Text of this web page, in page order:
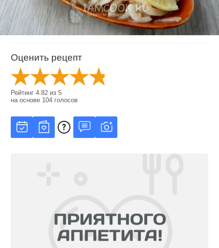
Оценить рецепт
Рейтинг4.82 из5
на основе 104 голосов